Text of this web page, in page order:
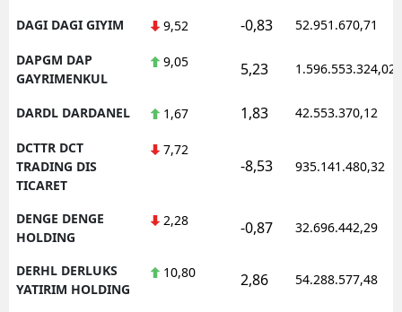
DAGI DAGI GIYIM 9,52 -0,83 52.951.670,71
DAPGM DAP
GAYRIMENKUL
9,05 5,23 1.596.553.324,02
DARDL DARDANEL 1,67 1,83 42.553.370,12
DCTTR DCT
TRADING DIS
TICARET
7,72
-8,53 935.141.480,32
DENGE DENGE
HOLDING
2,28 -0,87 32.696.442,29
DERHL DERLUKS
YATIRIM HOLDING
10,80 2,86 54.288.577,48